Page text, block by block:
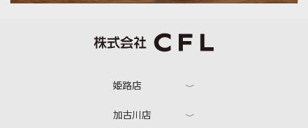
姫路店
加古川店